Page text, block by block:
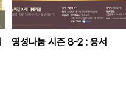
영성나눔 시즌 8-2 : 용서